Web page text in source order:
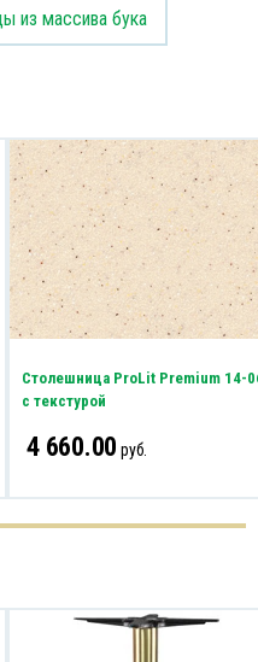
из массива бука
Столешница ProLit Premium 14-
с текстурой
4 660.00 руб.